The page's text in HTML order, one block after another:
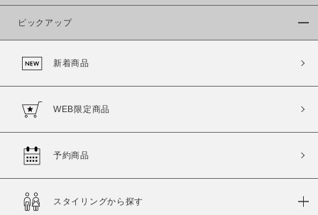
カラー
価格
ピックアップ
新着商品
WEB限定商品
予約商品
スタイリングから探す